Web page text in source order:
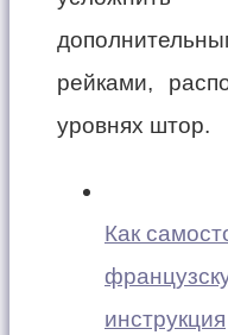
рейками,
уровнях штор.
Как
инструкция